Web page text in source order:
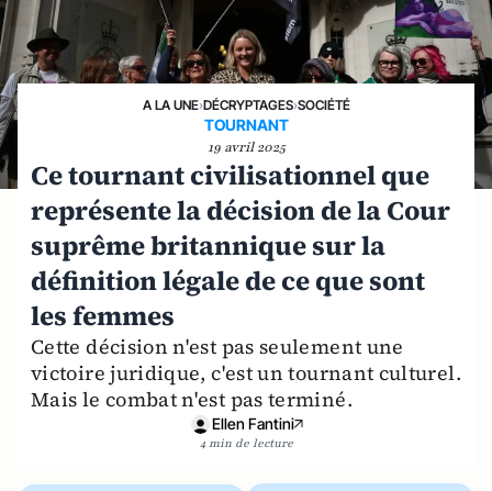
A LA UNE›DÉCRYPTAGES›SOCIÉTÉ
TOURNANT
19 avril 2025
Ce tournant civilisationnel que
représente la décision de la Cour
suprême britannique sur la
définition légale de ce que sont
les femmes
Cette décision n'est pas seulement une
victoire juridique, c'est un tournant culturel.
Mais le combat n'est pas terminé.
Ellen Fantini
4 min de lecture